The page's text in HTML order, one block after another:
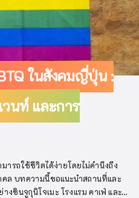
ในสังคมญี่ปุ่น :
นท์ และการ
ารถใช้ชีวิตได้ง่ายโดยไม่คำนึงถึง
ล บทความนี้ขอแนะนำสถานที่และ
งชินจูกุนิโจเมะ โรงแรม คาเฟ่ และ